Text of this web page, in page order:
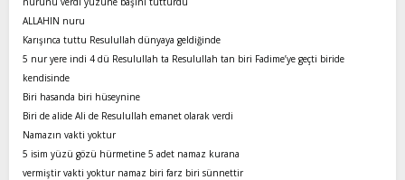
ALLAHIN nuru
Karışınca tuttu Resulullah dünyaya geldiğinde
5 nur yere indi 4 dü Resulullah ta Resulullah tan biri Fadime’ye geçti biride
kendisinde
Biri hasanda biri hüseynine
Biri de alide Ali de Resulullah emanet olarak verdi
Namazın vakti yoktur
5 isim yüzü gözü hürmetine 5 adet namaz kurana
vermiştir vakti yoktur namaz biri farz biri sünnettir